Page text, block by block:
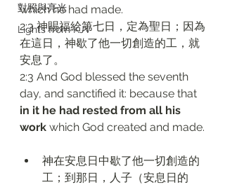
對照與亮光
Lights from KJV
which he had made.
2:3 神賜福給第七日，定為聖日；因為
在這日，神歇了他一切創造的工，就
安息了。
2:3 And God blessed the seventh
day, and sanctified it: because that
in it he had rested from all his
work which God created and made.
神在安息日中歇了他一切創造的
工；到那日，人子（安息日的